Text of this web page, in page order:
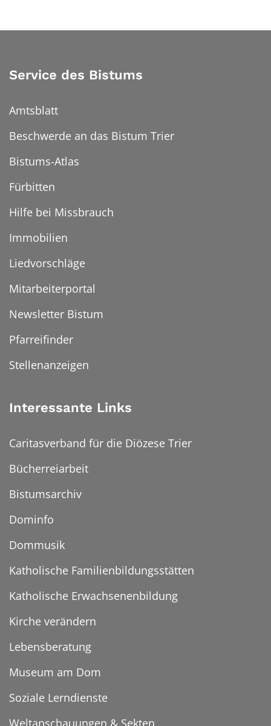
Service des Bistums
Amtsblatt
Beschwerde an das Bistum Trier
Bistums-Atlas
Fürbitten
Hilfe bei Missbrauch
Immobilien
Liedvorschläge
Mitarbeiterportal
Newsletter Bistum
Pfarreifinder
Stellenanzeigen
Interessante Links
Caritasverband für die Diözese Trier
Bücherreiarbeit
Bistumsarchiv
Dominfo
Dommusik
Katholische Familienbildungsstätten
Katholische Erwachsenenbildung
Kirche verändern
Lebensberatung
Museum am Dom
Soziale Lerndienste
Weltanschauungen & Sekten